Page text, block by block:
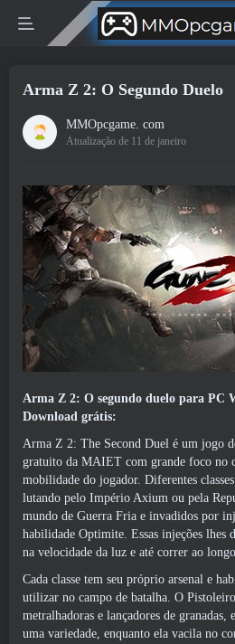
Arma Z 2: O Segundo Duelo
MMOpcgame. com
Atualização de 11 de janeiro
Arma Z 2: O segundo duelo para PC
Download grátis:
Arma Z 2: The Second Duel é um jogo
gratuito da MAIET com grande foco no
mobilidade do jogador. Diferentes
lutando pelo Império Axium ou pela
mundo de Guerra Fria e invadidos por
habilidade Optimite. Essas injeções lhes
na velocidade da luz e até correr ao
Cada classe tem seu próprio arsenal e
utilizar no campo de batalha. O
metralhadoras e lançadores de granadas,
uma variedade, enquanto ela vacila no